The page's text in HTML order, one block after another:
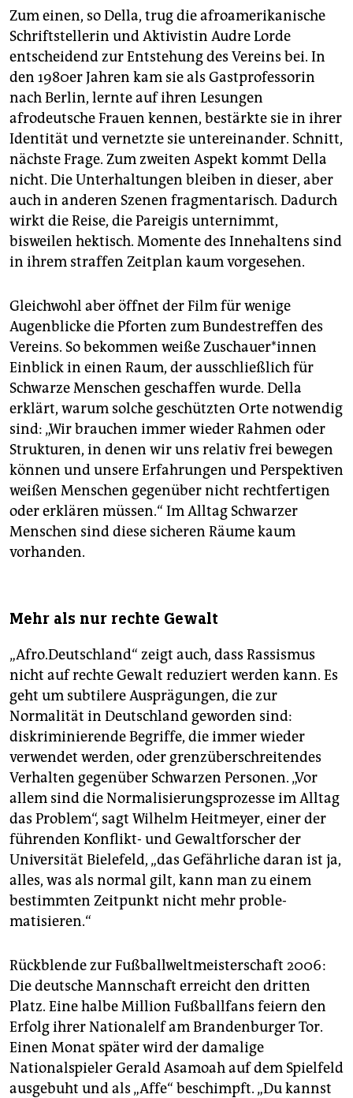
Zum einen, so Della, trug die afroamerikanische
Schriftstellerin und Aktivistin Audre Lorde
entscheidend zur Entstehung des Vereins bei. In
den 1980er Jahren kam sie als Gastprofessorin
nach Berlin, lernte auf ihren Lesungen
afrodeutsche Frauen kennen, bestärkte sie in ihrer
Identität und vernetzte sie untereinander. Schnitt,
nächste Frage. Zum zweiten Aspekt kommt Della
nicht. Die Unterhaltungen bleiben in dieser, aber
auch in anderen Szenen fragmentarisch. Dadurch
wirkt die Reise, die Pareigis unternimmt,
bisweilen hektisch. Momente des Innehaltens sind
in ihrem straffen Zeitplan kaum vorgesehen.
Gleichwohl aber öffnet der Film für wenige
Augenblicke die Pforten zum Bundestreffen des
Vereins. So bekommen weiße Zuschauer*innen
Einblick in einen Raum, der ausschließlich für
Schwarze Menschen geschaffen wurde. Della
erklärt, warum solche geschützten Orte notwendig
sind: „Wir brauchen immer wieder Rahmen oder
Strukturen, in denen wir uns relativ frei bewegen
können und unsere Erfahrungen und Perspektiven
weißen Menschen gegenüber nicht rechtfertigen
oder erklären müssen.“ Im Alltag Schwarzer
Menschen sind diese sicheren Räume kaum
vorhanden.
Mehr als nur rechte Gewalt
„Afro.Deutschland“ zeigt auch, dass Rassismus
nicht auf rechte Gewalt reduziert werden kann. Es
geht um subtilere Ausprägungen, die zur
Normalität in Deutschland geworden sind:
diskriminierende Begriffe, die immer wieder
verwendet werden, oder grenzüberschreitendes
Verhalten gegenüber Schwarzen Personen. „Vor
allem sind die Normalisierungsprozesse im Alltag
das Problem“, sagt Wilhelm Heitmeyer, einer der
führenden Konflikt- und Gewaltforscher der
Universität Bielefeld, „das Gefährliche daran ist ja,
alles, was als normal gilt, kann man zu einem
bestimmten Zeitpunkt nicht mehr pro­ble­
matisieren.“
Rückblende zur Fußballweltmeisterschaft 2006:
Die deutsche Mannschaft erreicht den dritten
Platz. Eine halbe Million Fußballfans feiern den
Erfolg ihrer Nationalelf am Brandenburger Tor.
Einen Monat später wird der damalige
Nationalspieler Gerald Asamoah auf dem Spielfeld
ausgebuht und als „Affe“ beschimpft. „Du kannst